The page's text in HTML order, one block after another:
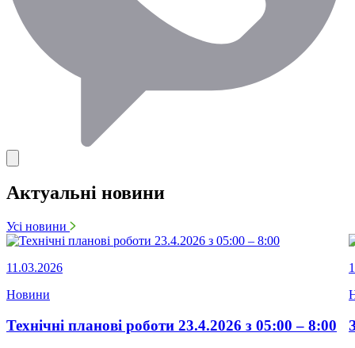
Актуальні новини
Усі новини
11.03.2026
Новини
Технічні планові роботи 23.4.2026 з 05:00 – 8:00